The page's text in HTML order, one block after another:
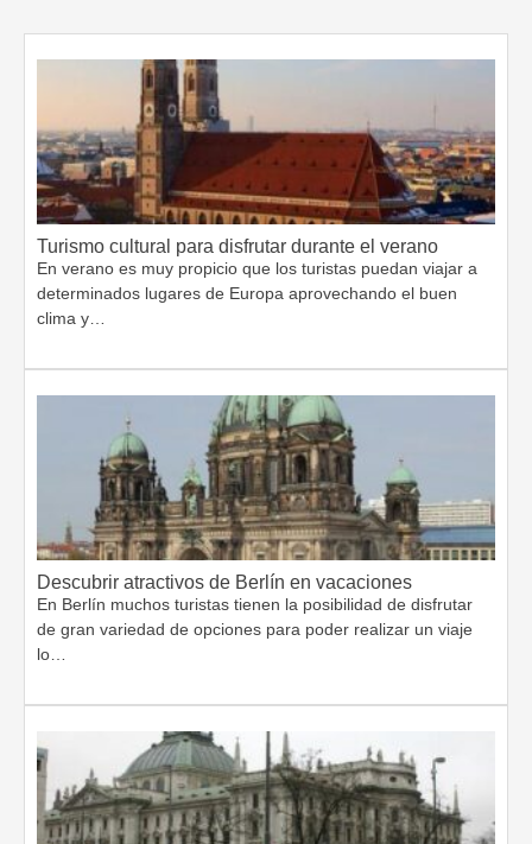
Turismo cultural para disfrutar durante el verano
En verano es muy propicio que los turistas puedan viajar a
determinados lugares de Europa aprovechando el buen
clima y…
Descubrir atractivos de Berlín en vacaciones
En Berlín muchos turistas tienen la posibilidad de disfrutar
de gran variedad de opciones para poder realizar un viaje
lo…